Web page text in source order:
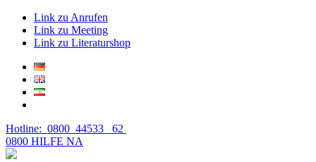
Link zu Anrufen
Link zu Meeting
Link zu Literaturshop
Hotline: 0800 44533 62
0800 HILFE NA